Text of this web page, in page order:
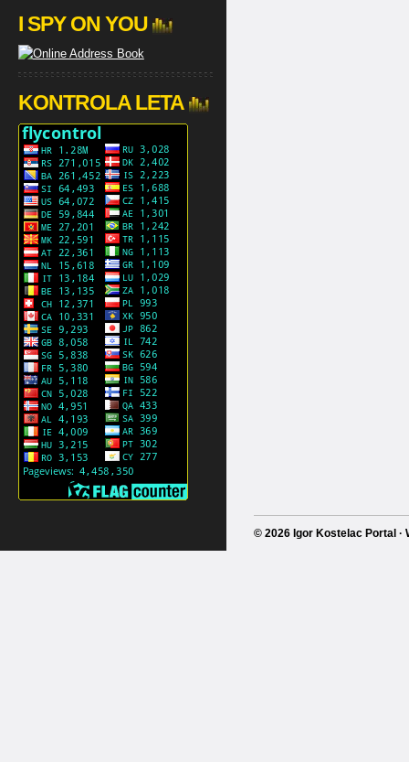
I SPY ON YOU
KONTROLA LETA
© 2026 Igor Kostelac Portal